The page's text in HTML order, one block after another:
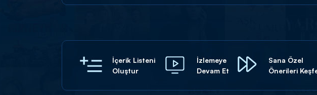
İçerik Listeni
Oluştur
İzlemeye
Devam Et
Sana Özel
Önerileri